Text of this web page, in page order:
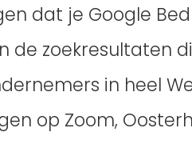
dat je Google
de zoekresultaten
in heel
op Zoom,